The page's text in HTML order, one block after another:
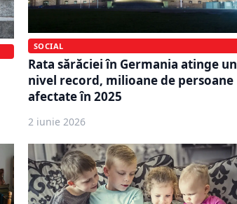
SOCIAL
Rata sărăciei în Germania atinge un
nivel record, milioane de persoane
afectate în 2025
2 iunie 2026